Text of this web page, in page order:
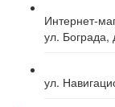
Интернет-
ул. Бограда,
ул.